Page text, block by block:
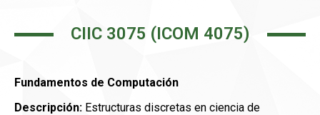
CIIC 3075 (ICOM 4075)
Fundamentos de Computación
Descripción: Estructuras discretas en ciencia de